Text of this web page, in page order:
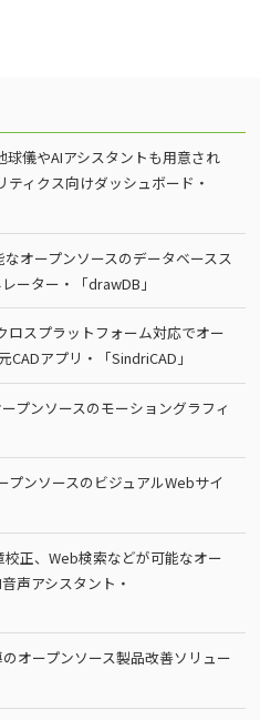
儀やAIアシスタントも用意され
ィクス向けダッシュボード・
オープンソースのデータベースス
ーター・「drawDB」
ロスプラットフォーム対応でオー
アプリ・「SindriCAD」
プンソースのモーショングラフィ
ンソースのビジュアルWebサイ
正、Web検索などが可能なオー
声アシスタント・
オープンソース製品改善ソリュー